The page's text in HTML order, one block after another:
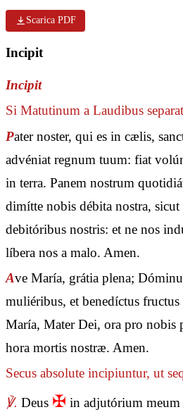
Scarica PDF
Incipit
Incipit
Si Matutinum a Laudibus
Pater noster, qui es in cælis,
advéniat regnum tuum: fiat
in terra. Panem nostrum
dimítte nobis débita nostra,
debitóribus nostris: et ne nos
líbera nos a malo. Amen.
Ave María, grátia plena;
muliéribus, et benedíctus fructus
María, Mater Dei, ora pro nobis
hora mortis nostræ. Amen.
Secus absolute incipiuntur, ut
℣. Deus ✠ in adjutórium meum